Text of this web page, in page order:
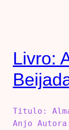
Livro:
Titulo:
Anjo